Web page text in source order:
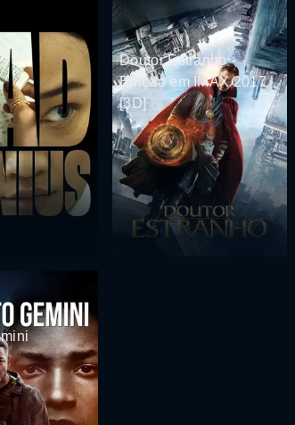
Doutor Estranho -
Edição em IMAX 2017
[3D]